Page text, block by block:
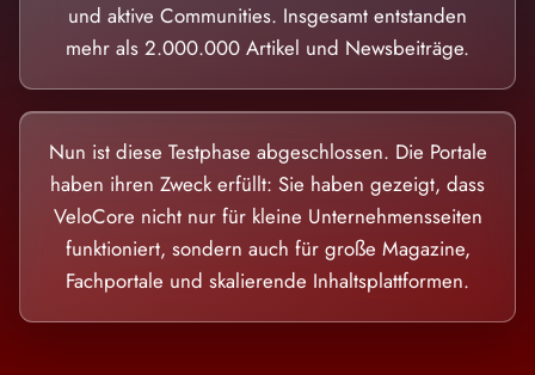
und aktive Communities. Insgesamt entstanden
mehr als 2.000.000 Artikel und Newsbeiträge.
Nun ist diese Testphase abgeschlossen. Die Portale
haben ihren Zweck erfüllt: Sie haben gezeigt, dass
VeloCore nicht nur für kleine Unternehmensseiten
funktioniert, sondern auch für große Magazine,
Fachportale und skalierende Inhaltsplattformen.